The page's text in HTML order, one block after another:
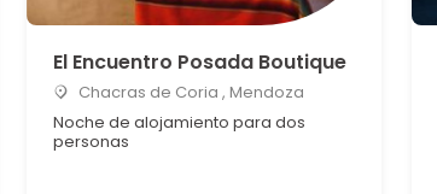
El Encuentro Posada Boutique
Chacras de Coria , Mendoza
Noche de alojamiento para dos
personas